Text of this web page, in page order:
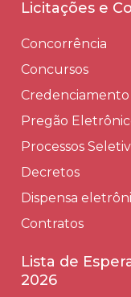
Licitações e
Concorrência
Concursos
Credenciamento
Pregão
Processos
Decretos
Dispensa
Contratos
Lista de
2026